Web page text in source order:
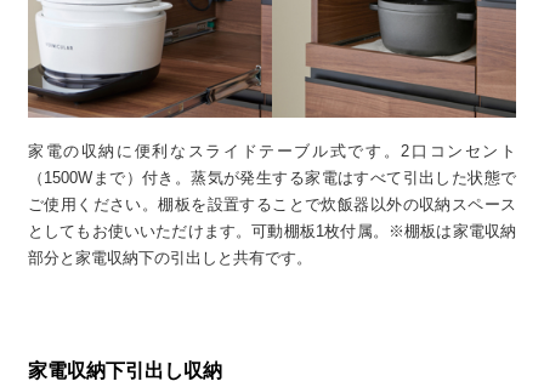
家電の収納に便利なスライドテーブル式です。2口コンセント
（1500Wまで）付き。蒸気が発生する家電はすべて引出した状態で
ご使用ください。棚板を設置することで炊飯器以外の収納スペース
としてもお使いいただけます。可動棚板1枚付属。※棚板は家電収納
部分と家電収納下の引出しと共有です。
家電収納下引出し収納